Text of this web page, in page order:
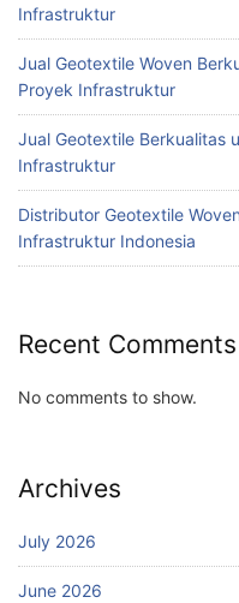
Infrastruktur
Jual Geotextile Woven
Proyek Infrastruktur
Jual Geotextile Berkualitas
Infrastruktur
Distributor Geotextile
Infrastruktur Indonesia
Recent Comments
No comments to show.
Archives
July 2026
June 2026